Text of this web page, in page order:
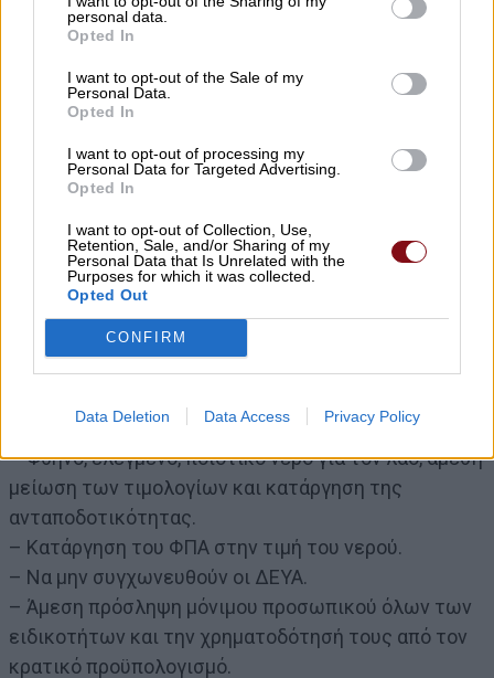
personal data.
Opted In
I want to opt-out of the Sale of my
Personal Data.
Opted In
I want to opt-out of processing my
Personal Data for Targeted Advertising.
Opted In
I want to opt-out of Collection, Use,
Retention, Sale, and/or Sharing of my
Personal Data that Is Unrelated with the
Purposes for which it was collected.
Opted Out
CONFIRM
Data Deletion Data Access Privacy Policy
απαλλαγές στους πληγέντες κτηνοτρόφους, τους
σεισμόπληκτους και για όλους δυνατότητα
– Φθηνό, ελεγμένο, ποιοτικό νερό για τον λαό, άμεση
μείωση των τιμολογίων και κατάργηση της
ανταποδοτικότητας.
– Κατάργηση του ΦΠΑ στην τιμή του νερού.
– Να μην συγχωνευθούν οι ΔΕΥΑ.
– Άμεση πρόσληψη μόνιμου προσωπικού όλων των
ειδικοτήτων και την χρηματοδότησή τους από τον
κρατικό προϋπολογισμό.